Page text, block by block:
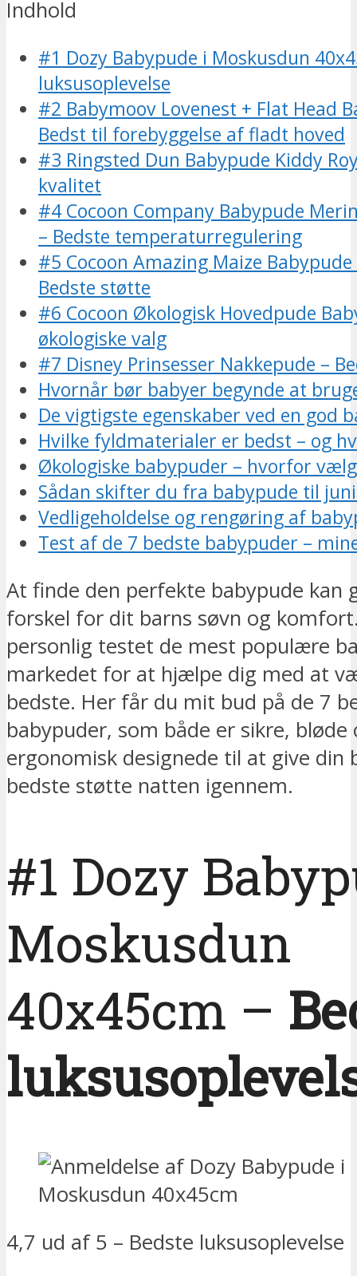
Indhold
#1 Dozy Babypude i Moskusdun
luksusoplevelse
#2 Babymoov Lovenest + Flat Head
Bedst til forebyggelse af fladt hoved
#3 Ringsted Dun Babypude Kiddy
kvalitet
#4 Cocoon Company Babypude
– Bedste temperaturregulering
#5 Cocoon Amazing Maize Babypude
Bedste støtte
#6 Cocoon Økologisk Hovedpude
økologiske valg
#7 Disney Prinsesser Nakkepude –
Hvornår bør babyer begynde at
De vigtigste egenskaber ved en god
Hvilke fyldmaterialer er bedst – og
Økologiske babypuder – hvorfor
Sådan skifter du fra babypude til
Vedligeholdelse og rengøring af
Test af de 7 bedste babypuder –
At finde den perfekte babypude kan
forskel for dit barns søvn og
personlig testet de mest populære
markedet for at hjælpe dig med at
bedste. Her får du mit bud på de 7
babypuder, som både er sikre, bløde
ergonomisk designede til at give din
bedste støtte natten igennem.
#1 Dozy
Moskusdun
40x45cm –
4,7 ud af 5 – Bedste luksusoplevelse